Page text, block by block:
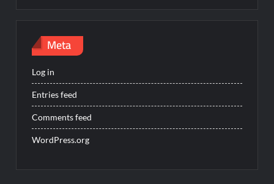
Meta
Log in
Entries feed
Comments feed
WordPress.org